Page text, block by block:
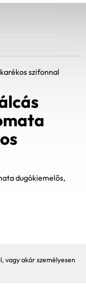
szifonnal
dugókiemelős,
vagy akár személyesen